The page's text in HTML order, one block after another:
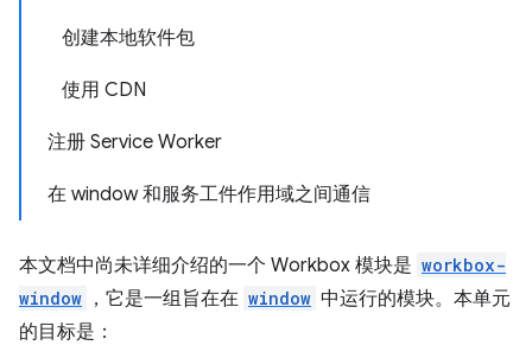
创建本地软件包
使用 CDN
注册 Service Worker
在 window 和服务工件作用域之间通信
本文档中尚未详细介绍的一个 Workbox 模块是 workbox-
window ，它是一组旨在在 window 中运行的模块。本单元
的目标是：